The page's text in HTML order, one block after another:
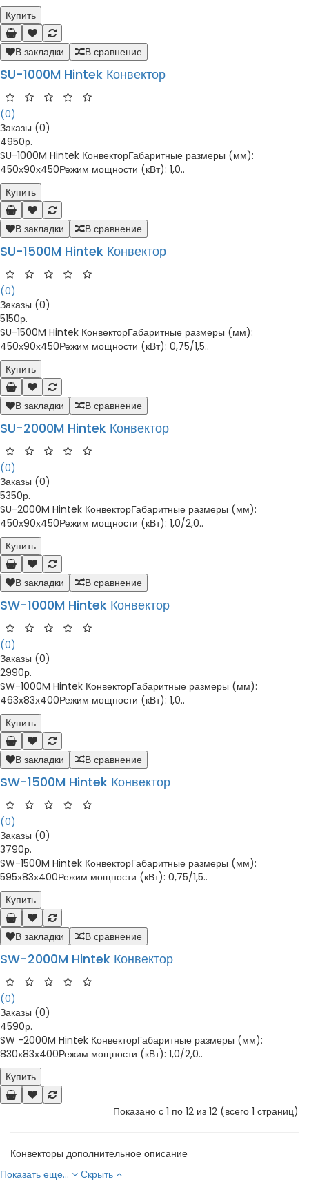
Купить
В закладки В сравнение
SU-1000M Hintek Конвектор
(0)
Заказы (0)
4950р.
SU-1000M Hintek КонвекторГабаритные размеры (мм):
450х90х450Режим мощности (кВт): 1,0..
Купить
В закладки В сравнение
SU-1500M Hintek Конвектор
(0)
Заказы (0)
5150р.
SU-1500M Hintek КонвекторГабаритные размеры (мм):
450х90х450Режим мощности (кВт): 0,75/1,5..
Купить
В закладки В сравнение
SU-2000M Hintek Конвектор
(0)
Заказы (0)
5350р.
SU-2000M Hintek КонвекторГабаритные размеры (мм):
450х90х450Режим мощности (кВт): 1,0/2,0..
Купить
В закладки В сравнение
SW-1000M Hintek Конвектор
(0)
Заказы (0)
2990р.
SW-1000M Hintek КонвекторГабаритные размеры (мм):
463х83х400Режим мощности (кВт): 1,0..
Купить
В закладки В сравнение
SW-1500M Hintek Конвектор
(0)
Заказы (0)
3790р.
SW-1500M Hintek КонвекторГабаритные размеры (мм):
595х83х400Режим мощности (кВт): 0,75/1,5..
Купить
В закладки В сравнение
SW-2000M Hintek Конвектор
(0)
Заказы (0)
4590р.
SW -2000M Hintek КонвекторГабаритные размеры (мм):
830х83х400Режим мощности (кВт): 1,0/2,0..
Купить
Показано с 1 по 12 из 12 (всего 1 страниц)
Конвекторы дополнительное описание
Показать еще...
Скрыть